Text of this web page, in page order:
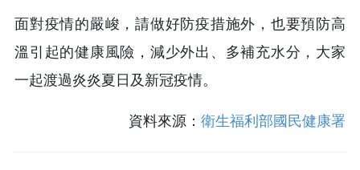
面對疫情的嚴峻，請做好防疫措施外，也要預防高
溫引起的健康風險，減少外出、多補充水分，大家
一起渡過炎炎夏日及新冠疫情。
資料來源： 衛生福利部國民健康署